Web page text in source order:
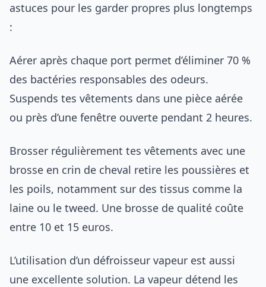
astuces pour les garder propres plus longtemps
:
Aérer après chaque port permet d’éliminer 70 %
des bactéries responsables des odeurs.
Suspends tes vêtements dans une pièce aérée
ou près d’une fenêtre ouverte pendant 2 heures.
Brosser régulièrement tes vêtements avec une
brosse en crin de cheval retire les poussières et
les poils, notamment sur des tissus comme la
laine ou le tweed. Une brosse de qualité coûte
entre 10 et 15 euros.
L’utilisation d’un défroisseur vapeur est aussi
une excellente solution. La vapeur détend les